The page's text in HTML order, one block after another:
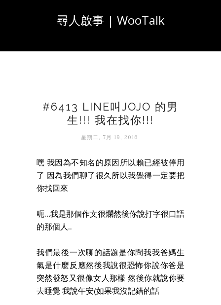
尋人啟事 | WooTalk
#6413 LINE叫JOJO 的男
生!!! 我在找你!!!
星期二, 7月 19, 2016
嘿 我因為不知名的原因所以賴已經被停用
了 因為我們聊了很久所以我覺得一定要把
你找回來
呃…我是那個作文很爛然後你說打字很口語
的那個人..
我們最後一次聊的話題是你問我我爸媽生
氣是什麼反應然後我說很恐怖你說你爸是
突然發怒又很像女人那樣 然後你就說你要
去睡覺 我說午安(如果我沒記錯的話